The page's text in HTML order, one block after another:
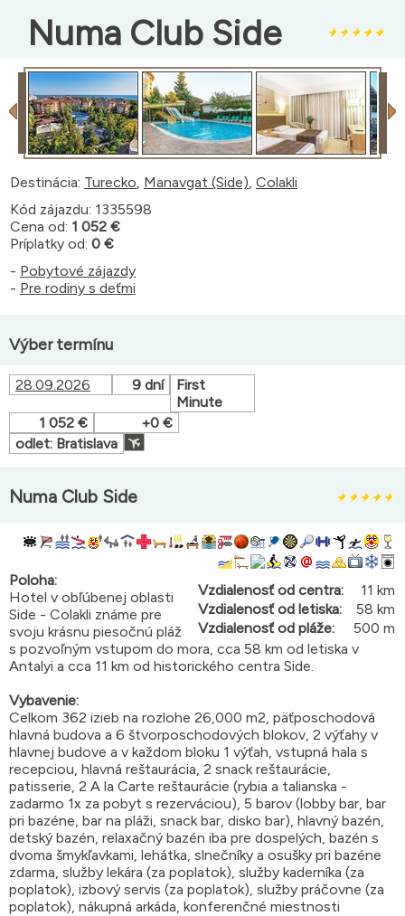
Numa Club Side
Destinácia: Turecko, Manavgat (Side), Colakli
Kód zájazdu: 1335598
Cena od: 1 052 €
Príplatky od: 0 €
- Pobytové zájazdy
- Pre rodiny s deťmi
Výber termínu
28.09.2026 9 dní
First
Minute
1 052 €
+0 €
odlet: Bratislava
Numa Club Side
Vzdialenosť od centra:
11 km
Vzdialenosť od letiska:
58 km
Vzdialenosť od pláže:
500 m
Poloha:
Hotel v obľúbenej oblasti
Side - Colakli známe pre
svoju krásnu piesočnú pláž
s pozvoľným vstupom do mora, cca 58 km od letiska v
Antalyi a cca 11 km od historického centra Side.
Vybavenie:
Celkom 362 izieb na rozlohe 26,000 m2, päťposchodová
hlavná budova a 6 štvorposchodových blokov, 2 výťahy v
hlavnej budove a v každom bloku 1 výťah, vstupná hala s
recepciou, hlavná reštaurácia, 2 snack reštaurácie,
patisserie, 2 A la Carte reštaurácie (rybia a talianska -
zadarmo 1x za pobyt s rezerváciou), 5 barov (lobby bar, bar
pri bazéne, bar na pláži, snack bar, disko bar), hlavný bazén,
detský bazén, relaxačný bazén iba pre dospelých, bazén s
dvoma šmykľavkami, lehátka, slnečníky a osušky pri bazéne
zdarma, služby lekára (za poplatok), služby kaderníka (za
poplatok), izbový servis (za poplatok), služby práčovne (za
poplatok), nákupná arkáda, konferenčné miestnosti